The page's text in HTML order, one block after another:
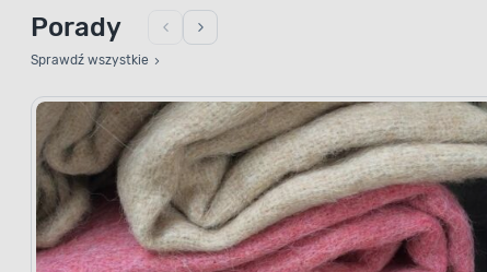
Porady
Sprawdź wszystkie